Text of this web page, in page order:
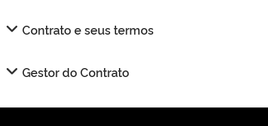
Contrato e seus termos
Gestor do Contrato